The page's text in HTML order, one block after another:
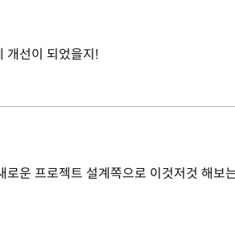
개선이 되었을지!
로운 프로젝트 설계쪽으로 이것저것 해